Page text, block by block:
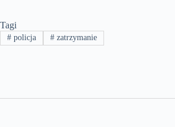
Tagi
#policja #zatrzymanie